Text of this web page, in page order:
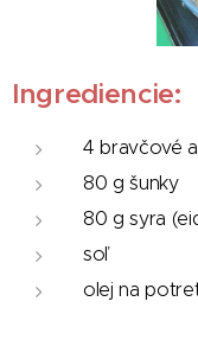
Ingrediencie:
4 bravčové
80 g šunky
80 g syra
soľ
olej na